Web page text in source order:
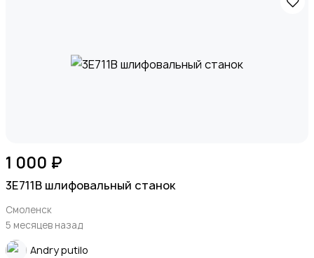
1 000 ₽
3Е711В шлифовальный станок
Смоленск
5 месяцев назад
Andry putilo